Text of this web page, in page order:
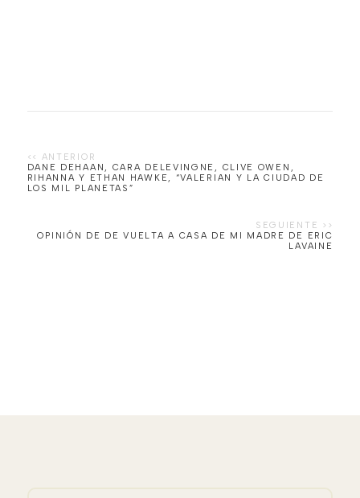
DANE DEHAAN, CARA DELEVINGNE, CLIVE OWEN,
RIHANNA Y ETHAN HAWKE, “VALERIAN Y LA CIUDAD DE
LOS MIL PLANETAS”
OPINIÓN DE DE VUELTA A CASA DE MI MADRE DE ERIC
LAVAINE